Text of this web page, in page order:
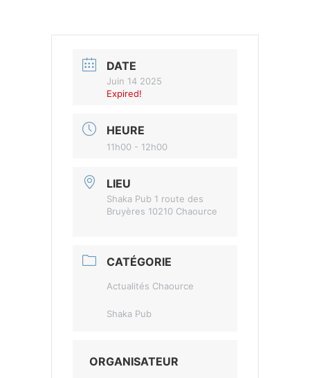
DATE
Juin 14 2025
Expired!
HEURE
11h00 - 12h00
LIEU
Shaka Pub 1 route des
Bruyères 10210 Chaource
CATÉGORIE
Actualités Chaource
Shaka Pub
ORGANISATEUR